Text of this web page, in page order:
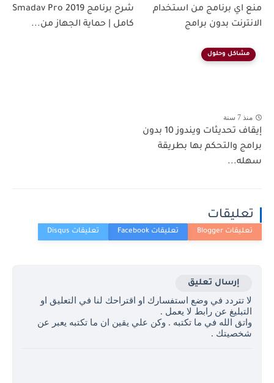
منع اي برنامج من استخدام
الانترنت بدون برامج
شرح برنامج Smadav Pro 2019
كامل | حماية الجهاز من...
مشاكل وحلول
منذ 7 سنة
إيقاف تحديثات ويندوز 10 بدون
برامج والتحكم بها بطريقة
سهله...
تعليقات
إرسال تعليق
لا تتردد في وضع استفسارك او اقتراحك لنا في التعليق او
التبليغ عن رابط لا يعمل .
واتق الله في ما تكتبه . وكن علي يقين ان ما تكتبه يعبر عن
شخصيتك .